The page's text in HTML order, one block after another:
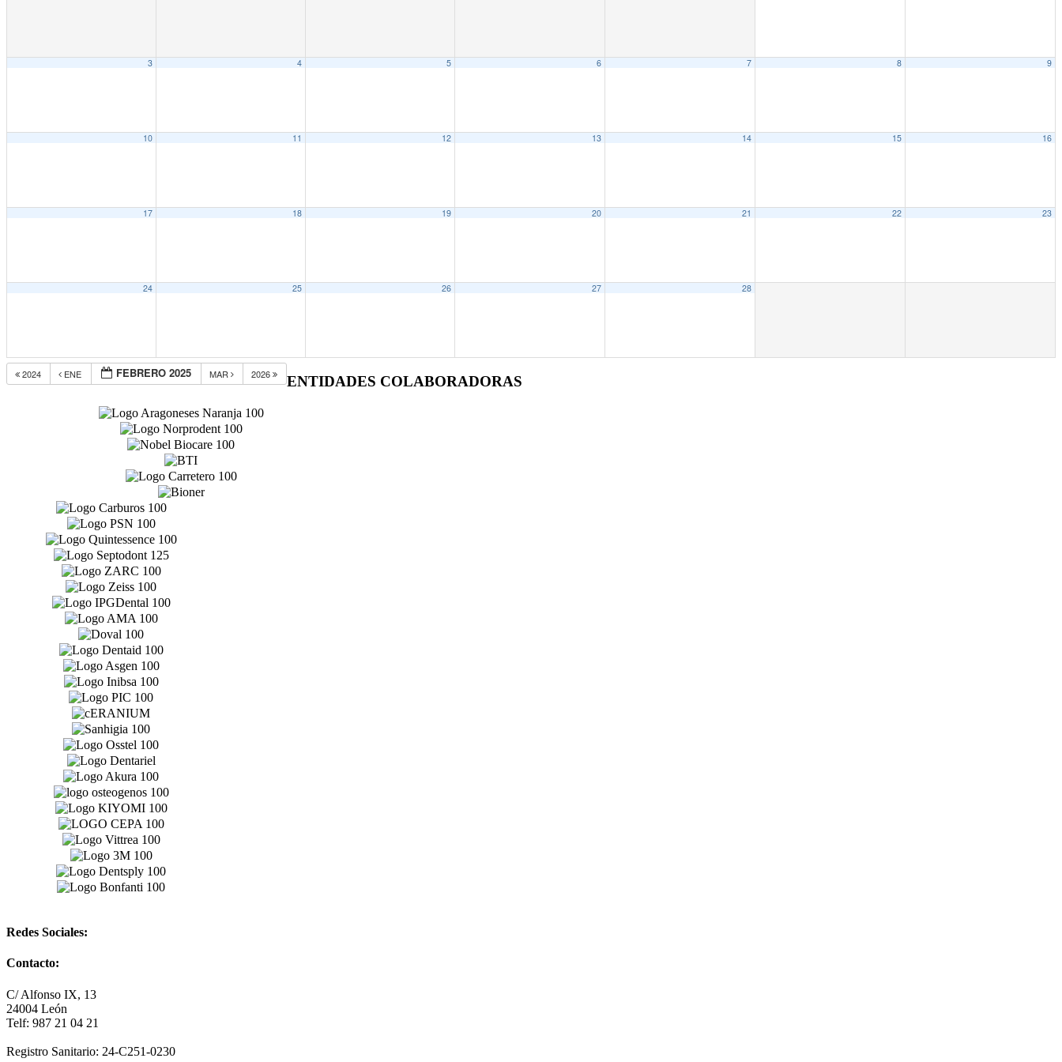
3 4 5 6 7 8 9
10 11 12 13 14 15 16
17 18 19 20 21 22 23
24 25 26 27 28
2024 ENE FEBRERO 2025 MAR 2026 ENTIDADES COLABORADORAS
Redes Sociales:
Contacto:
C/ Alfonso IX, 13
24004 León
Telf: 987 21 04 21
Registro Sanitario: 24-C251-0230